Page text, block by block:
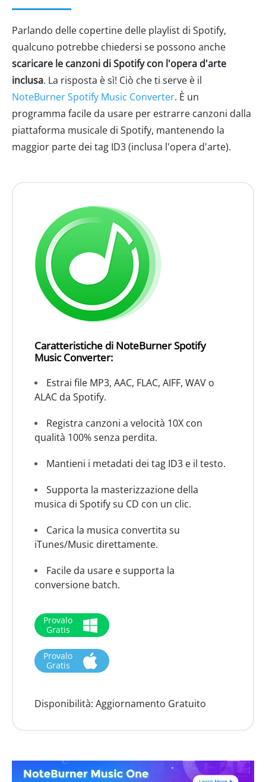
Parlando delle copertine delle playlist di Spotify,
qualcuno potrebbe chiedersi se possono anche
scaricare le canzoni di Spotify con l'opera d'arte
inclusa. La risposta è sì! Ciò che ti serve è il
NoteBurner Spotify Music Converter. È un
programma facile da usare per estrarre canzoni dalla
piattaforma musicale di Spotify, mantenendo la
maggior parte dei tag ID3 (inclusa l'opera d'arte).
Caratteristiche di NoteBurner Spotify
Music Converter:
Estrai file MP3, AAC, FLAC, AIFF, WAV o
ALAC da Spotify.
Registra canzoni a velocità 10X con
qualità 100% senza perdita.
Mantieni i metadati dei tag ID3 e il testo.
Supporta la masterizzazione della
musica di Spotify su CD con un clic.
Carica la musica convertita su
iTunes/Music direttamente.
Facile da usare e supporta la
conversione batch.
Provalo
Gratis
Provalo
Gratis
Disponibilità: Aggiornamento Gratuito